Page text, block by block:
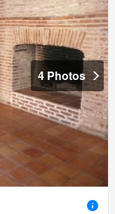
4 Photos